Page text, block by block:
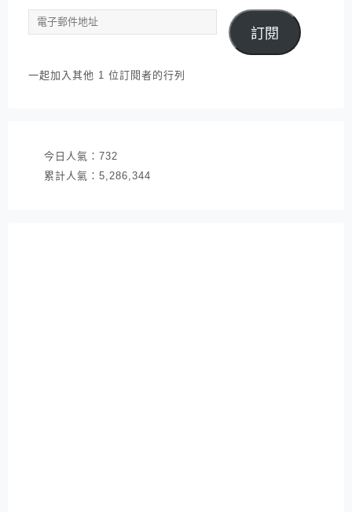
電
子
件
訂閱
一起加入其他 1 位訂閱者的行列
今日人氣： 732
累計人氣： 5,286,344